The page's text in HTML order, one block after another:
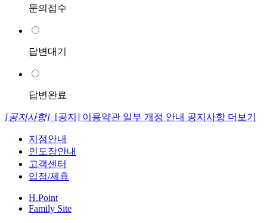
문의접수
답변대기
답변완료
[공지사항] [공지] 이용약관 일부 개정 안내 공지사항 더보기
지점안내
인도장안내
고객센터
입점/제휴
H.Point
Family Site